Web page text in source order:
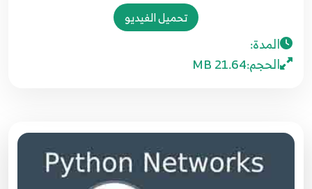
تحميل الفيديو
المدة:
الحجم:21.64 MB 44
38.38 Python network programming TCP
40.40 Python network programming TCP